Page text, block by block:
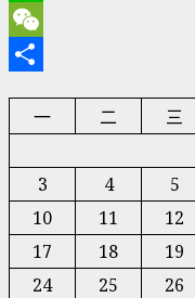
Line
WeChat
一
二 三
3
4 5
10
11 12
17
18 19
24
25 26